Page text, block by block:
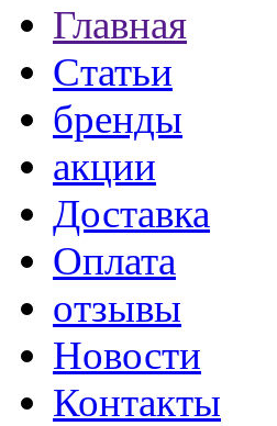
Главная
Статьи
бренды
акции
Доставка
Оплата
отзывы
Новости
Контакты